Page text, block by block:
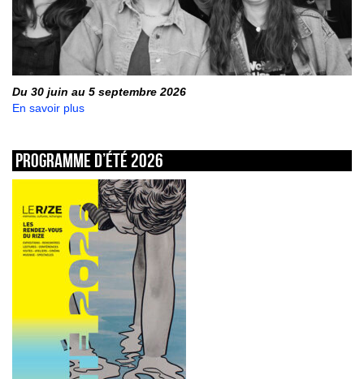
Du 30 juin au 5 septembre 2026
En savoir plus
Programme d’été 2026